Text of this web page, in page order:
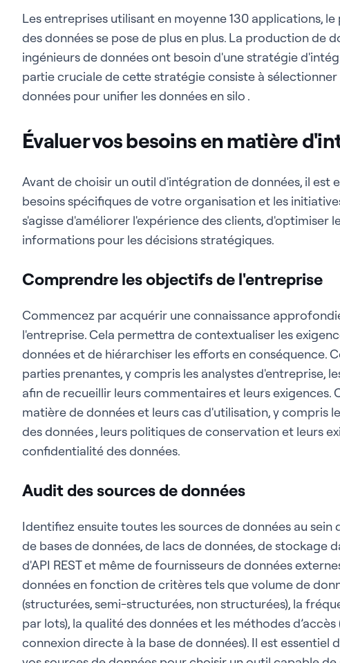
Les entreprises utilisant en moyenne 130 applications,
des données se pose de plus en plus. La production de
ingénieurs de données ont besoin d'une stratégie
partie cruciale de cette stratégie consiste à
données pour unifier les données en silo .
Évaluer vos besoins en matière
Avant de choisir un outil d'intégration de données, il est
besoins spécifiques de votre organisation et les
s'agisse d'améliorer l'expérience des clients, d'optimiser
informations pour les décisions stratégiques.
Comprendre les objectifs de l'entreprise
Commencez par acquérir une connaissance
l'entreprise. Cela permettra de contextualiser les
données et de hiérarchiser les efforts en conséquence.
parties prenantes, y compris les analystes d'entreprise,
afin de recueillir leurs commentaires et leurs exigences.
matière de données et leurs cas d'utilisation, y compris
des données , leurs politiques de conservation et leurs
confidentialité des données.
Audit des sources de données
Identifiez ensuite toutes les sources de données au
de bases de données, de lacs de données, de stockage
d'API REST et même de fournisseurs de données
données en fonction de critères tels que volume de
(structurées, semi-structurées, non structurées), la
par lots), la qualité des données et les méthodes
connexion directe à la base de données). Il est